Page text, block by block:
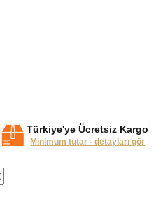
Türkiye'ye Ücretsiz Kargo
Minimum tutar - detayları gör